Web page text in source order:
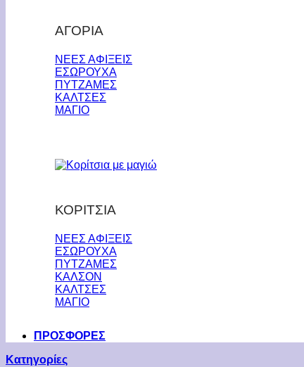
ΑΓΟΡΙΑ
ΝΕΕΣ ΑΦΙΞΕΙΣ
ΕΣΩΡΟΥΧΑ
ΠΥΤΖΑΜΕΣ
ΚΑΛΤΣΕΣ
ΜΑΓΙΟ
ΚΟΡΙΤΣΙΑ
ΝΕΕΣ ΑΦΙΞΕΙΣ
ΕΣΩΡΟΥΧΑ
ΠΥΤΖΑΜΕΣ
ΚΑΛΣΟΝ
ΚΑΛΤΣΕΣ
ΜΑΓΙΟ
ΠΡΟΣΦΟΡΕΣ
Κατηγορίες